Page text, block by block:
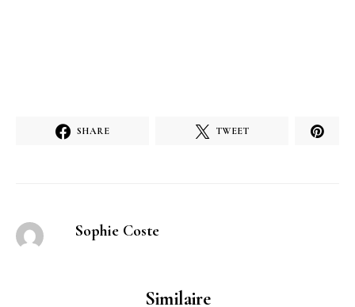
SHARE TWEET
Sophie Coste
Similaire